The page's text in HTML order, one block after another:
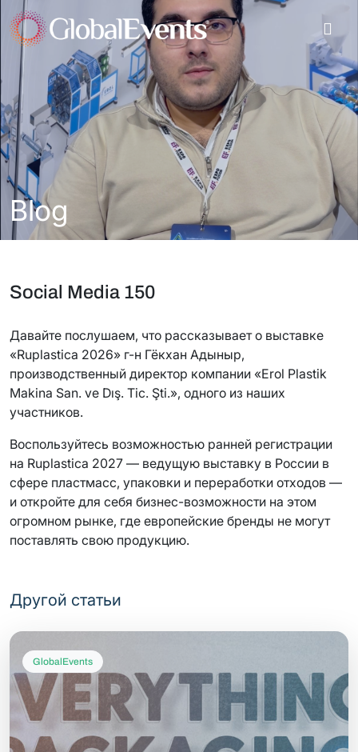
Blog
Social Media 150
Давайте послушаем, что рассказывает о выставке
«Ruplastica 2026» г-н Гёкхан Адыныр,
производственный директор компании «Erol Plastik
Makina San. ve Dış. Tic. Şti.», одного из наших
участников.
Воспользуйтесь возможностью ранней регистрации
на Ruplastica 2027 — ведущую выставку в России в
сфере пластмасс, упаковки и переработки отходов —
и откройте для себя бизнес-возможности на этом
огромном рынке, где европейские бренды не могут
поставлять свою продукцию.
Другой статьи
GlobalEvents